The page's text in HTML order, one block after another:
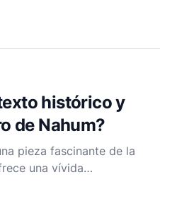
entre los Profetas
poético y vívido
en el juicio inminente
histórico y
de Nahum?
pieza fascinante de la
una vívida